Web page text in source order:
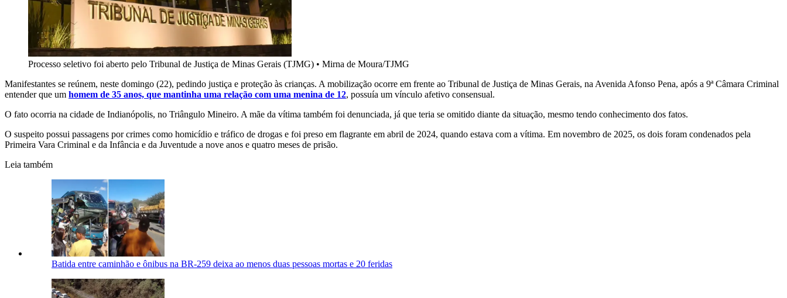
Processo seletivo foi aberto pelo Tribunal de Justiça de Minas Gerais (TJMG) • Mirna de Moura/TJMG
Manifestantes se reúnem, neste domingo (22), pedindo justiça e proteção às crianças. A mobilização ocorre em frente ao Tribunal de Justiça de Minas Gerais, na Avenida Afonso Pena, após a 9ª Câmara Criminal
entender que um homem de 35 anos, que mantinha uma relação com uma menina de 12, possuía um vínculo afetivo consensual.
O fato ocorria na cidade de Indianópolis, no Triângulo Mineiro. A mãe da vítima também foi denunciada, já que teria se omitido diante da situação, mesmo tendo conhecimento dos fatos.
O suspeito possui passagens por crimes como homicídio e tráfico de drogas e foi preso em flagrante em abril de 2024, quando estava com a vítima. Em novembro de 2025, os dois foram condenados pela
Primeira Vara Criminal e da Infância e da Juventude a nove anos e quatro meses de prisão.
Leia também
Batida entre caminhão e ônibus na BR-259 deixa ao menos duas pessoas mortas e 20 feridas